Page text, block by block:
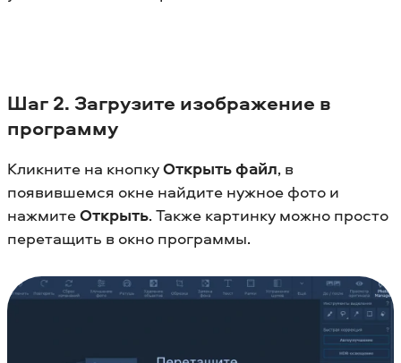
Шаг 2. Загрузите изображение в
программу
Кликните на кнопкуОткрыть файл, в
появившемся окне найдите нужное фото и
нажмитеОткрыть. Также картинку можно просто
перетащить в окно программы.